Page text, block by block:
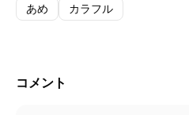
あめ
カラフル
コメント